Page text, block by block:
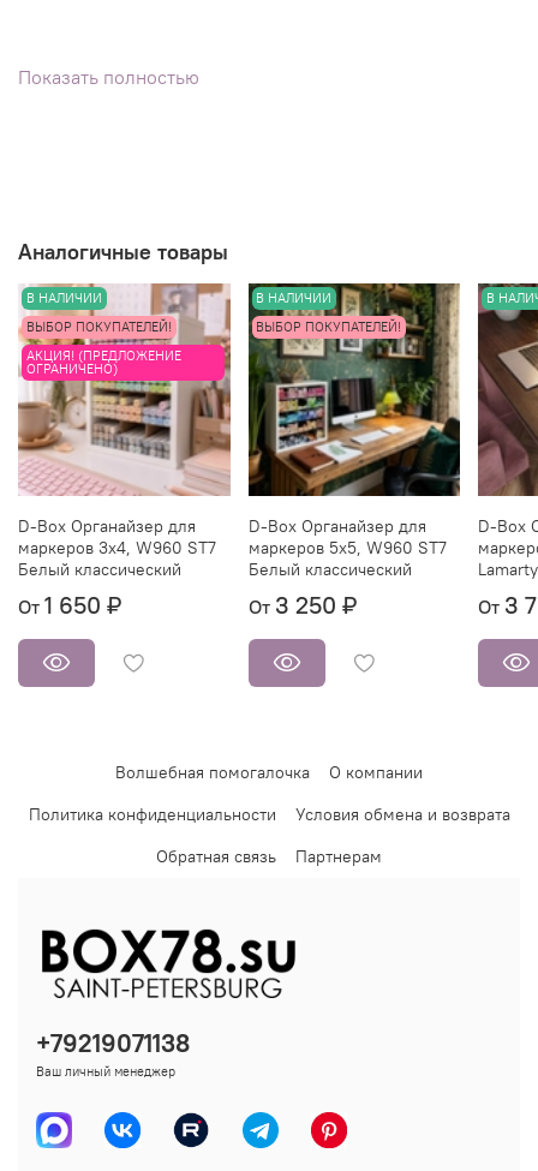
Посмотреть образец данного материала цвета
Показать полностью
Аналогичные товары
В НАЛИЧИИ
ВЫБОР ПОКУПАТЕЛЕЙ!
АКЦИЯ! (ПРЕДЛОЖЕНИЕ
ОГРАНИЧЕНО)
D-Box Органайзер для
маркеров 3х4, W960 ST7
Белый классический
От 1 650 ₽
В НАЛИЧИИ
ВЫБОР ПОКУПАТЕЛЕЙ!
D-Box Органайзер для
маркеров 5х5, W960 ST7
Белый классический
От 3 250 ₽
В
D-Box
Lamarty
От 3
Волшебная помогалочка
О компании
Политика конфиденциальности
Условия обмена и возврата
Обратная связь
Партнерам
+79219071138
Ваш личный менеджер